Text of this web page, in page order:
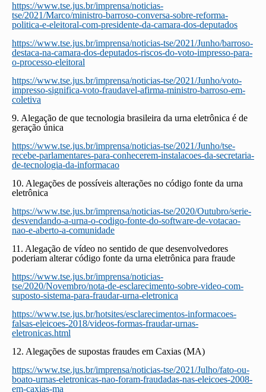
https://www.tse.jus.br/imprensa/noticias-
tse/2021/Marco/ministro-barroso-conversa-sobre-reforma-
politica-e-eleitoral-com-presidente-da-camara-dos-deputados
https://www.tse.jus.br/imprensa/noticias-tse/2021/Junho/barroso-
destaca-na-camara-dos-deputados-riscos-do-voto-impresso-para-
o-processo-eleitoral
https://www.tse.jus.br/imprensa/noticias-tse/2021/Junho/voto-
impresso-significa-voto-fraudavel-afirma-ministro-barroso-em-
coletiva
9. Alegação de que tecnologia brasileira da urna eletrônica é de
geração única
https://www.tse.jus.br/imprensa/noticias-tse/2021/Junho/tse-
recebe-parlamentares-para-conhecerem-instalacoes-da-secretaria-
de-tecnologia-da-informacao
10. Alegações de possíveis alterações no código fonte da urna
eletrônica
https://www.tse.jus.br/imprensa/noticias-tse/2020/Outubro/serie-
desvendando-a-urna-o-codigo-fonte-do-software-de-votacao-
nao-e-aberto-a-comunidade
11. Alegação de vídeo no sentido de que desenvolvedores
poderiam alterar código fonte da urna eletrônica para fraude
https://www.tse.jus.br/imprensa/noticias-
tse/2020/Novembro/nota-de-esclarecimento-sobre-video-com-
suposto-sistema-para-fraudar-urna-eletronica
https://www.tse.jus.br/hotsites/esclarecimentos-informacoes-
falsas-eleicoes-2018/videos-formas-fraudar-urnas-
eletronicas.html
12. Alegações de supostas fraudes em Caxias (MA)
https://www.tse.jus.br/imprensa/noticias-tse/2021/Julho/fato-ou-
boato-urnas-eletronicas-nao-foram-fraudadas-nas-eleicoes-2008-
em-caxias-ma